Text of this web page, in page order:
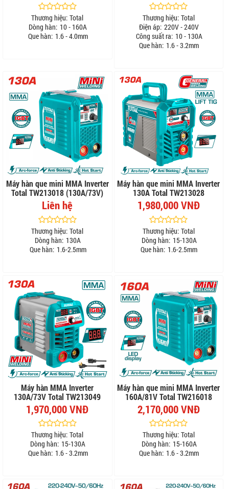
Thương hiệu: Total
Dòng hàn: 10 - 160A
Que hàn: 1.6 - 4.0mm
Thương hiệu: Total
Điện áp: 220V - 240V
Công suất ra: 10 - 130A
Que hàn: 1.6 - 3.2mm
Máy hàn que mini MMA Inverter
Total TW213018 (130A/73V)
Liên hệ
Thương hiệu: Total
Dòng hàn: 130A
Que hàn: 1.6-2.5mm
Máy hàn que mini MMA Inverter
130A Total TW213028
1,980,000 VNĐ
Thương hiệu: Total
Dòng hàn: 15-130A
Que hàn: 1.6-2.5mm
Máy hàn MMA Inverter
130A/73V Total TW213049
1,970,000 VNĐ
Thương hiệu: Total
Dòng hàn: 15-130A
Que hàn: 1.6 - 3.2mm
Máy hàn que mini MMA Inverter
160A/81V Total TW216018
2,170,000 VNĐ
Thương hiệu: Total
Dòng hàn: 15-160A
Que hàn: 1.6 - 3.2mm